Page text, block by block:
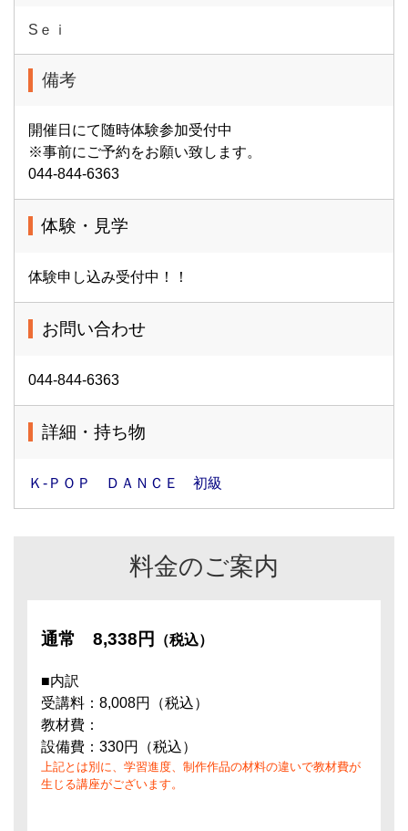
Sｅｉ
備考
開催日にて随時体験参加受付中
※事前にご予約をお願い致します。
044-844-6363
体験・見学
体験申し込み受付中！！
お問い合わせ
044-844-6363
詳細・持ち物
Ｋ-ＰＯＰ ＤＡＮＣＥ 初級
料金のご案内
通常 8,338円 （税込）
■内訳
受講料：8,008円（税込）
教材費：
設備費：330円（税込）
上記とは別に、学習進度、制作作品の材料の違いで教材費が
生じる講座がございます。